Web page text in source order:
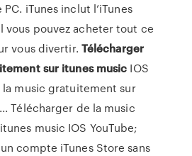
iTunes inclut l’iTunes
vous pouvez acheter tout ce
vous divertir. Télécharger
sur itunes music IOS
la music gratuitement sur
Télécharger de la music
music IOS YouTube;
compte iTunes Store sans